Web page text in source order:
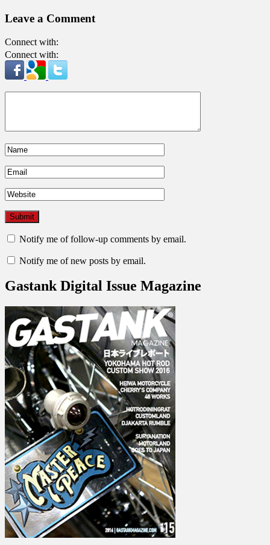
Leave a Comment
Connect with:
Connect with:
Notify me of follow-up comments by email.
Notify me of new posts by email.
Gastank Digital Issue Magazine